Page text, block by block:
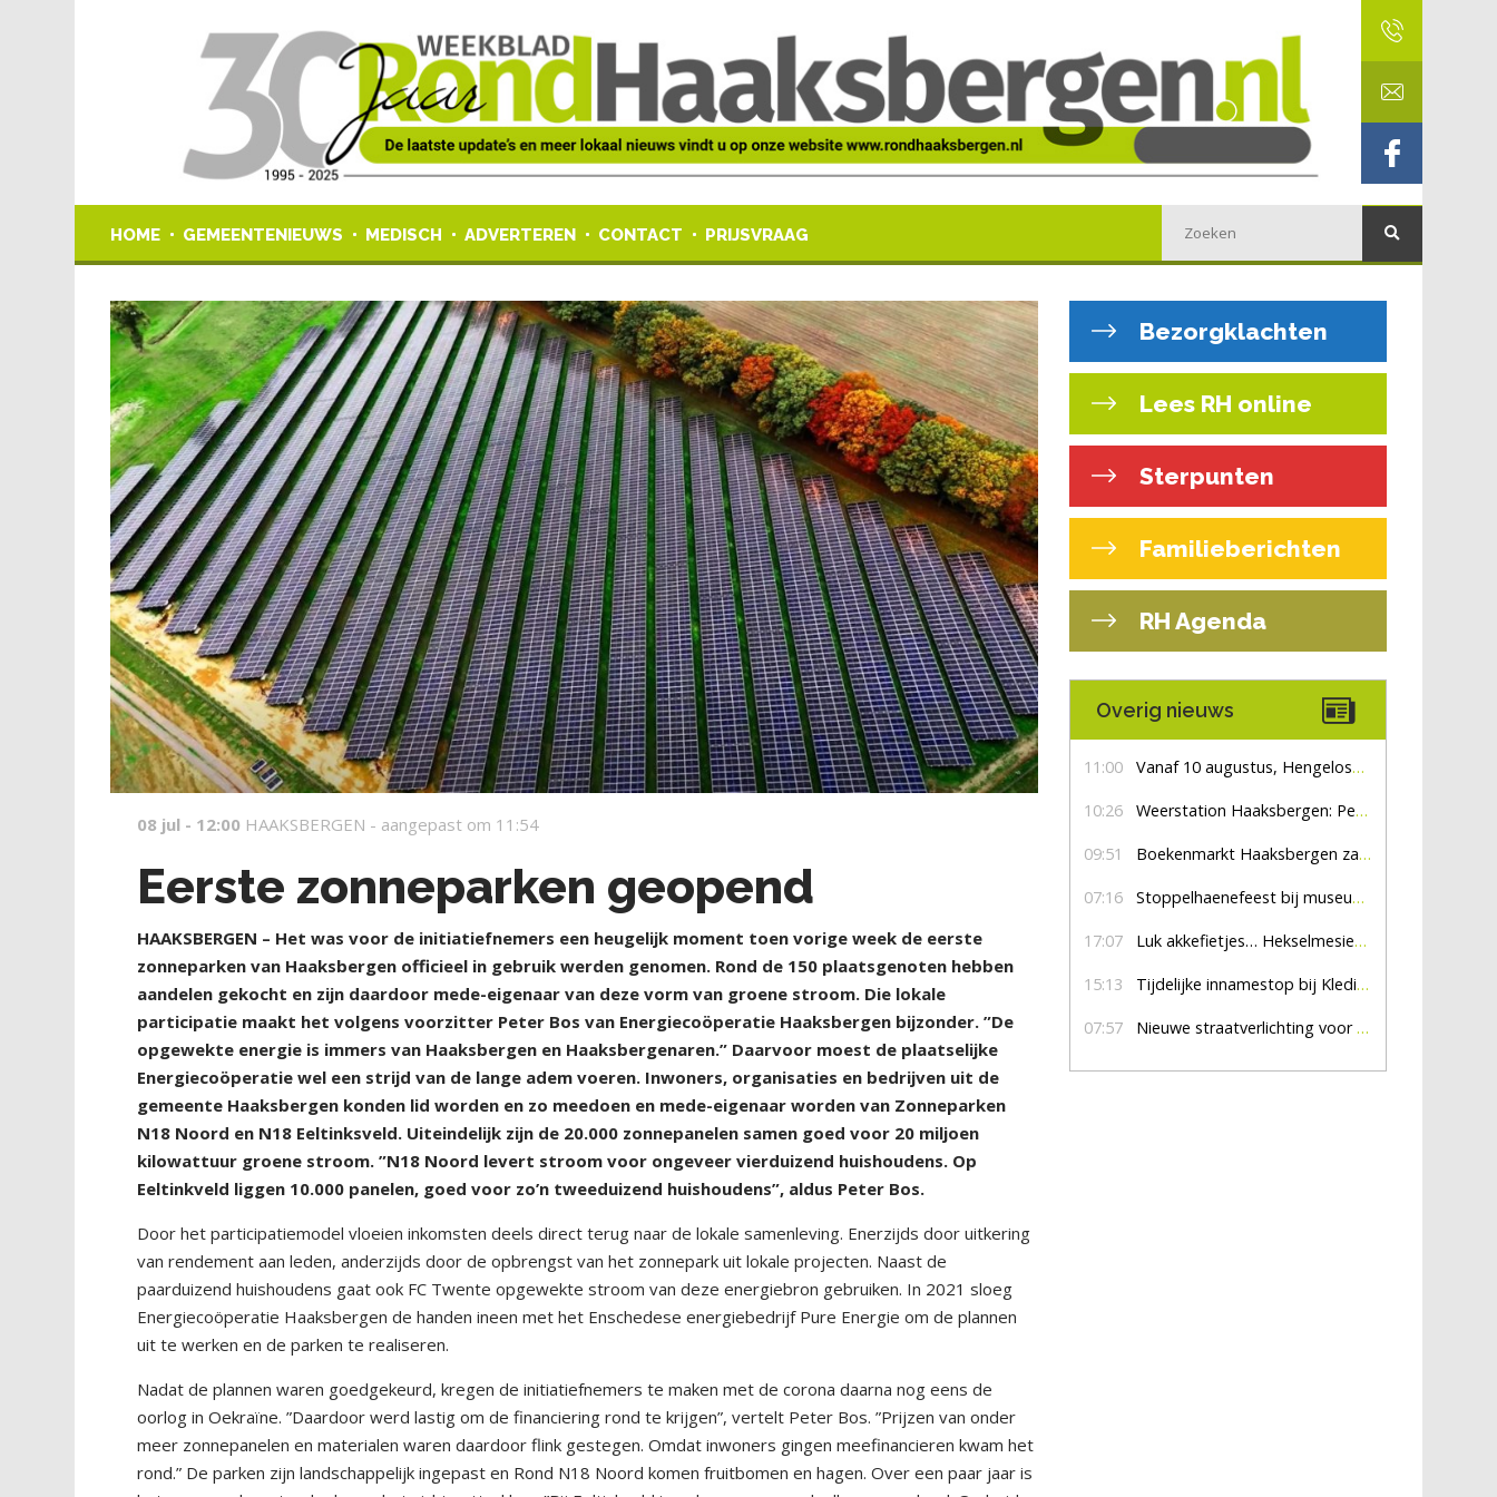
HOME GEMEENTENIEUWS MEDISCH ADVERTEREN CONTACT PRIJSVRAAG
08 jul - 12:00 HAAKSBERGEN - aangepast om 11:54
Eerste zonneparken geopend
HAAKSBERGEN – Het was voor de initiatiefnemers een heugelijk moment toen vorige week de eerste
zonneparken van Haaksbergen officieel in gebruik werden genomen. Rond de 150 plaatsgenoten hebben
aandelen gekocht en zijn daardoor mede-eigenaar van deze vorm van groene stroom. Die lokale
participatie maakt het volgens voorzitter Peter Bos van Energiecoöperatie Haaksbergen bijzonder. ”De
opgewekte energie is immers van Haaksbergen en Haaksbergenaren.” Daarvoor moest de plaatselijke
Energiecoöperatie wel een strijd van de lange adem voeren. Inwoners, organisaties en bedrijven uit de
gemeente Haaksbergen konden lid worden en zo meedoen en mede-eigenaar worden van Zonneparken
N18 Noord en N18 Eeltinksveld. Uiteindelijk zijn de 20.000 zonnepanelen samen goed voor 20 miljoen
kilowattuur groene stroom. ”N18 Noord levert stroom voor ongeveer vierduizend huishoudens. Op
Eeltinkveld liggen 10.000 panelen, goed voor zo’n tweeduizend huishoudens”, aldus Peter Bos.
Door het participatiemodel vloeien inkomsten deels direct terug naar de lokale samenleving. Enerzijds door uitkering
van rendement aan leden, anderzijds door de opbrengst van het zonnepark uit lokale projecten. Naast de
paarduizend huishoudens gaat ook FC Twente opgewekte stroom van deze energiebron gebruiken. In 2021 sloeg
Energiecoöperatie Haaksbergen de handen ineen met het Enschedese energiebedrijf Pure Energie om de plannen
uit te werken en de parken te realiseren.
Nadat de plannen waren goedgekeurd, kregen de initiatiefnemers te maken met de corona daarna nog eens de
oorlog in Oekraïne. ”Daardoor werd lastig om de financiering rond te krijgen”, vertelt Peter Bos. ”Prijzen van onder
meer zonnepanelen en materialen waren daardoor flink gestegen. Omdat inwoners gingen meefinancieren kwam het
rond.” De parken zijn landschappelijk ingepast en Rond N18 Noord komen fruitbomen en hagen. Over een paar jaar is
Bezorgklachten
Lees RH online
Sterpunten
Familieberichten
RH Agenda
Overig nieuws
11:00 Vanaf 10 augustus, Hengelosestraat drie weken dicht voor doorgaand verkeer
10:26 Weerstation Haaksbergen: Perioden met zon en droog
09:51 Boekenmarkt Haaksbergen zaterdag 8 augustus, marktplein Haaksbergen
07:16 Stoppelhaenefeest bij museum De Lebbenbrugge
17:07 Luk akkefietjes… HekselmesienHarry
15:13 Tijdelijke innamestop bij Kledingbank Stefania
07:57 Nieuwe straatverlichting voor De Veldmaat en De Pas